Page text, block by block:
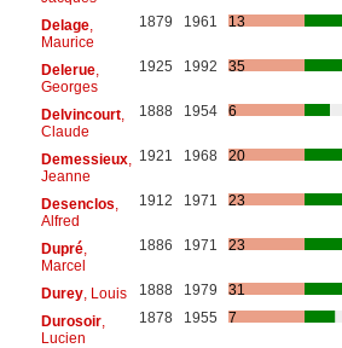
Delage,
Maurice
1879 1961 13
Delerue,
Georges
1925 1992 35
Delvincourt,
Claude
1888 1954 6
Demessieux,
Jeanne
1921 1968 20
Desenclos
Alfred
1912 1971 23
Dupré,
Marcel
1886 1971 23
Durey, Louis 1888 1979
31
Durosoir,
Lucien
1878 1955 7